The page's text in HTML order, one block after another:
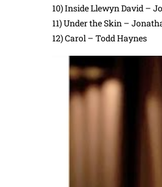
10) Inside Llewyn David –
11) Under the Skin –
12) Carol – Todd Haynes